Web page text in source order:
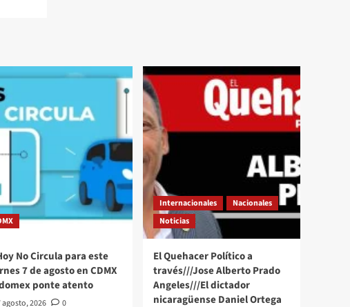
No Circula para este
7 de agosto en CDMX
ponte atento
agosto, 2026 0
Internacionales
Nacionales
Noticias
El Quehacer Político a
través///Jose Alberto Prado
Angeles///El dictador
nicaragüense Daniel Ortega